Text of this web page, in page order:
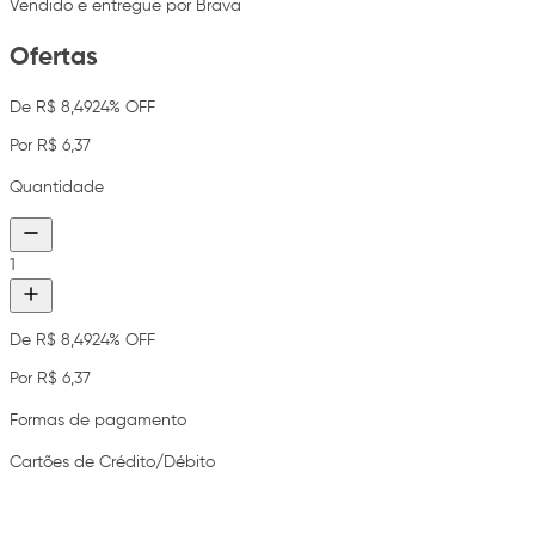
Vendido e entregue por Brava
Ofertas
De R$ 8,4924% OFF
Por R$ 6,37
Quantidade
1
De R$ 8,4924% OFF
Por R$ 6,37
Formas de pagamento
Cartões de Crédito/Débito